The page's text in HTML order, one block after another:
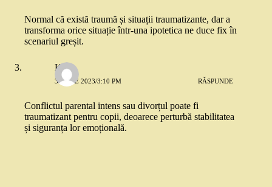
Normal că există traumă și situații traumatizante, dar a
transforma orice situație într-una ipotetica ne duce fix în
scenariul greșit.
Kidu
3 IUNIE 2023/3:10 PM RĂSPUNDE
Conflictul parental intens sau divorțul poate fi
traumatizant pentru copii, deoarece perturbă stabilitatea
și siguranța lor emoțională.